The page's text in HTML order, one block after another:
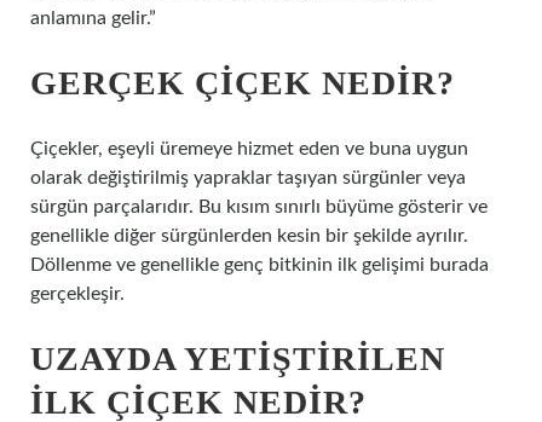
anlamına gelir.”
GERÇEK ÇIÇEK NEDIR?
Çiçekler, eşeyli üremeye hizmet eden ve buna uygun
olarak değiştirilmiş yapraklar taşıyan sürgünler veya
sürgün parçalarıdır. Bu kısım sınırlı büyüme gösterir ve
genellikle diğer sürgünlerden kesin bir şekilde ayrılır.
Döllenme ve genellikle genç bitkinin ilk gelişimi burada
gerçekleşir.
UZAYDA YETIŞTIRILEN
ILK ÇIÇEK NEDIR?